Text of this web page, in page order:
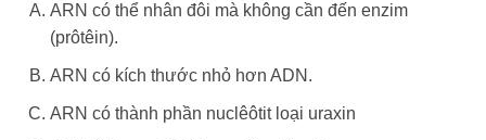
ARN có thể nhân đôi mà không cần đến enzim
(prôtêin).
ARN có kích thước nhỏ hơn ADN.
ARN có thành phần nuclêôtit loại uraxin